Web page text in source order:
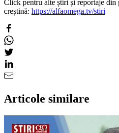
Click pentru alte știri și reportaje din
creștină: https://alfaomega.tv/stiri
Articole similare